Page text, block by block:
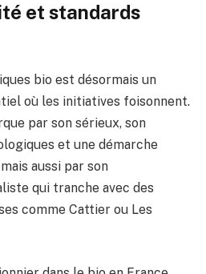
et standards
bio est désormais un
où les initiatives foisonnent.
par son sérieux, son
et une démarche
aussi par son
qui tranche avec des
comme Cattier ou Les